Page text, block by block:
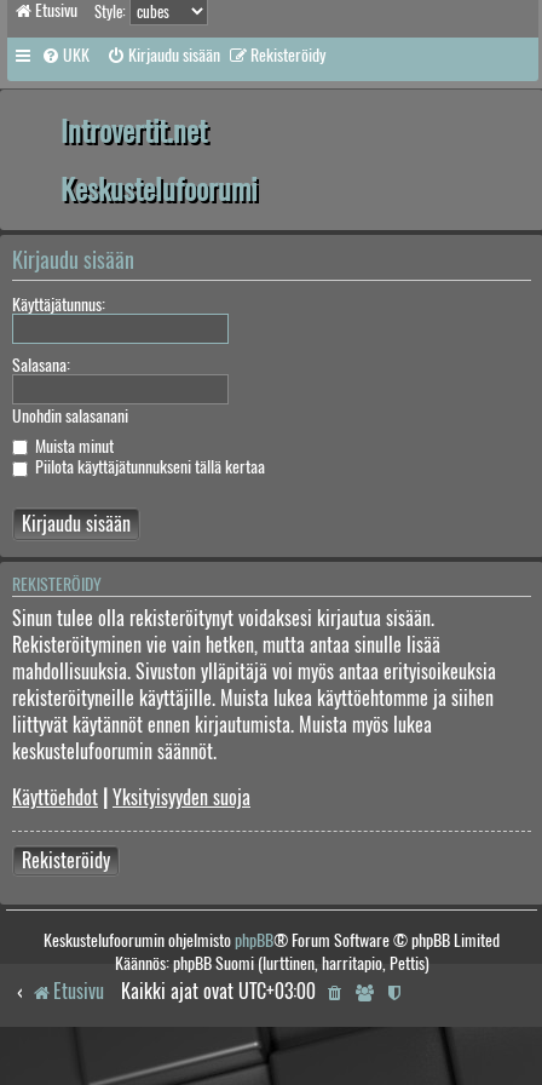
Etusivu Style:
UKK Kirjaudu sisään Rekisteröidy
Introvertit.net
Keskustelufoorumi
Kirjaudu sisään
Käyttäjätunnus:
Salasana:
Unohdin salasanani
Muista minut
Piilota käyttäjätunnukseni tällä kertaa
REKISTERÖIDY
Sinun tulee olla rekisteröitynyt voidaksesi kirjautua sisään.
Rekisteröityminen vie vain hetken, mutta antaa sinulle lisää
mahdollisuuksia. Sivuston ylläpitäjä voi myös antaa erityisoikeuksia
rekisteröityneille käyttäjille. Muista lukea käyttöehtomme ja siihen
liittyvät käytännöt ennen kirjautumista. Muista myös lukea
keskustelufoorumin säännöt.
Käyttöehdot Yksityisyyden suoja
Rekisteröidy
Keskustelufoorumin ohjelmistophpBB® Forum Software © phpBB Limited
Käännös: phpBB Suomi (lurttinen, harritapio, Pettis)
Etusivu Kaikki ajat ovat UTC+03:00